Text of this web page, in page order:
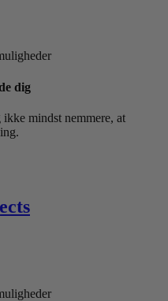
dig
mindst nemmere, at